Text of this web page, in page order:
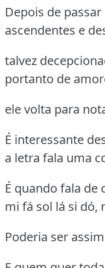
Depois de
ascendentes e
talvez
portanto de
ele volta para
É interessante
a letra fala uma
É quando fala de
mi fá sol lá si dó,
Poderia ser